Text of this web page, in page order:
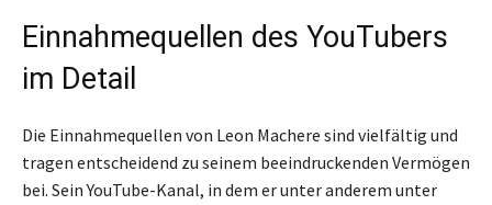
Einnahmequellen des YouTubers
im Detail
Die Einnahmequellen von Leon Machere sind vielfältig und
tragen entscheidend zu seinem beeindruckenden Vermögen
bei. Sein YouTube-Kanal, in dem er unter anderem unter